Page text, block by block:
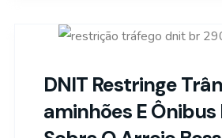
DNIT Restringe
Aminhões E